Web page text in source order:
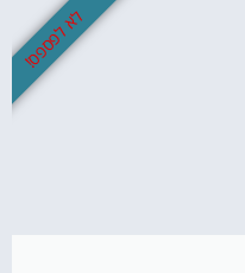
לא לפספס!